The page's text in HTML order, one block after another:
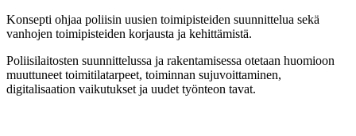
Konsepti ohjaa poliisin uusien toimipisteiden suunnittelua sekä
vanhojen toimipisteiden korjausta ja kehittämistä.
Poliisilaitosten suunnittelussa ja rakentamisessa otetaan huomioon
muuttuneet toimitilatarpeet, toiminnan sujuvoittaminen,
digitalisaation vaikutukset ja uudet työnteon tavat.